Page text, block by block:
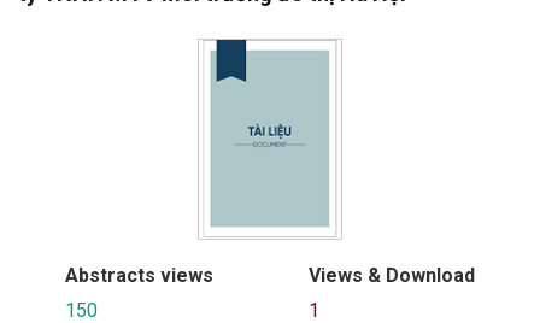
Abstracts views
150
Views & Download
1